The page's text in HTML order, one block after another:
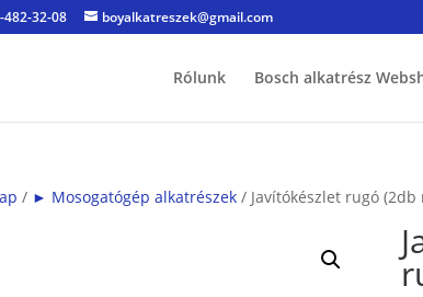
482-32-08 boyalkatreszek@gmail.com
Rólunk Bosch alkatrész
/ ► Mosogatógép alkatrészek / Javítókészlet rugó